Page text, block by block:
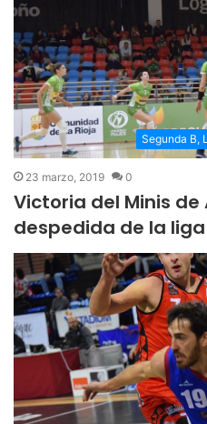
Segunda B,
23 marzo, 2019 0
Victoria del Minis de
despedida de la